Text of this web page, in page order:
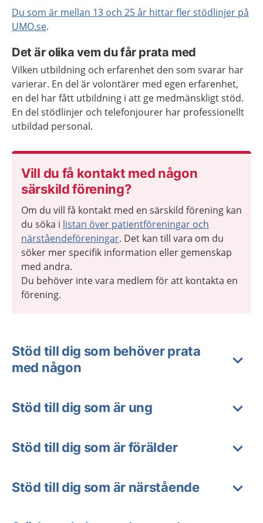
Du som är mellan 13 och 25 år hittar fler stödlinjer på
UMO.se.
Det är olika vem du får prata med
Vilken utbildning och erfarenhet den som svarar har
varierar. En del är volontärer med egen erfarenhet,
en del har fått utbildning i att ge medmänskligt stöd.
En del stödlinjer och telefonjourer har professionellt
utbildad personal.
Vill du få kontakt med någon
särskild förening?
Om du vill få kontakt med en särskild förening kan
du söka i listan över patientföreningar och
närståendeföreningar. Det kan till vara om du
söker mer specifik information eller gemenskap
med andra.
Du behöver inte vara medlem för att kontakta en
förening.
Stöd till dig som behöver prata
med någon
Stöd till dig som är ung
Stöd till dig som är förälder
Stöd till dig som är närstående